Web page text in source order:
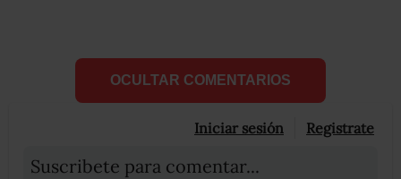
OCULTAR COMENTARIOS
Iniciar sesión Registrate
Suscribete para comentar...